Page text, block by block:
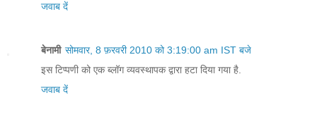
जवाब दें
बेनामी सोमवार, 8 फ़रवरी 2010 को 3:19:00 am IST बजे
इस टिप्पणी को एक ब्लॉग व्यवस्थापक द्वारा हटा दिया गया है.
जवाब दें